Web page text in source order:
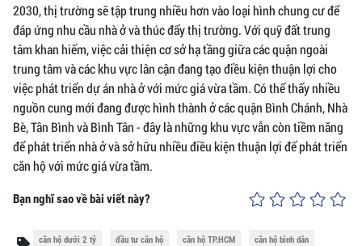
2030, thị trường sẽ tập trung nhiều hơn vào loại hình chung cư để
đáp ứng nhu cầu nhà ở và thúc đẩy thị trường. Với quỹ đất trung
tâm khan hiếm, việc cải thiện cơ sở hạ tầng giữa các quận ngoài
trung tâm và các khu vực lân cận đang tạo điều kiện thuận lợi cho
việc phát triển dự án nhà ở với mức giá vừa tầm. Có thể thấy nhiều
nguồn cung mới đang được hình thành ở các quận Bình Chánh, Nhà
Bè, Tân Bình và Bình Tân - đây là những khu vực vẫn còn tiềm năng
để phát triển nhà ở và sở hữu nhiều điều kiện thuận lợi để phát triển
căn hộ với mức giá vừa tầm.
Bạn nghĩ sao về bài viết này?
căn hộ dưới 2 tỷ đầu tư căn hộ căn hộ TP.HCM căn hộ bình dân